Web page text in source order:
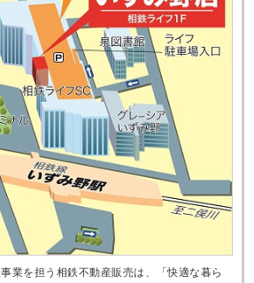
業を担う相鉄不動産販売は、「快適な暮ら